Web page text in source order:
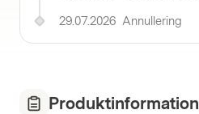
29.07.2026 Annullering
Produktinformation